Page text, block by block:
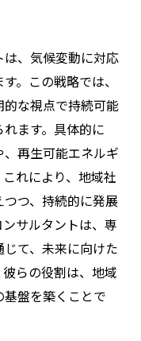
、気候変動に対応
。この戦略では、
な視点で持続可能
ます。具体的に
再生可能エネルギ
れにより、地域社
つ、持続的に発展
サルタントは、専
て、未来に向けた
らの役割は、地域
盤を築くことで